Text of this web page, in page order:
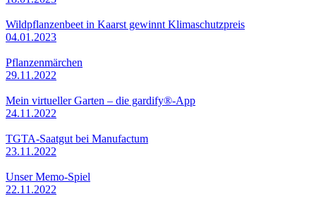
Wildpflanzenbeet in Kaarst gewinnt Klimaschutzpreis
04.01.2023
Pflanzenmärchen
29.11.2022
Mein virtueller Garten – die gardify®-App
24.11.2022
TGTA-Saatgut bei Manufactum
23.11.2022
Unser Memo-Spiel
22.11.2022